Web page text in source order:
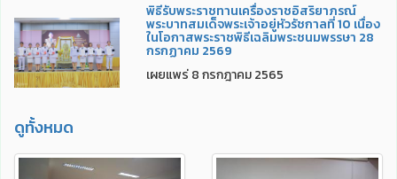
พิธีรับพระราชทานเครื่องราชอิสริยาภรณ์
พระบาทสมเด็จพระเจ้าอยู่หัวรัชกาลที่ 10 เนื่อง
ในโอกาสพระราชพิธีเฉลิมพระชนมพรรษา 28
กรกฏาคม 2569
เผยแพร่ 8 กรกฎาคม 2565
ดูทั้งหมด